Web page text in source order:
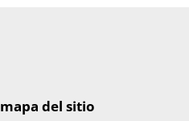
mapa del sitio